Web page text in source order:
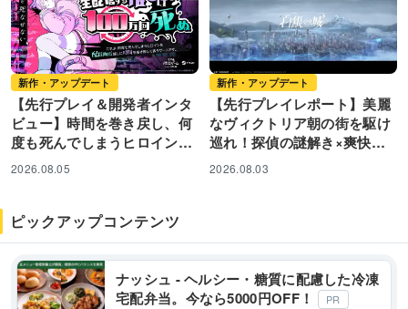
新作・アップデート
【先行プレイ＆開発者インタ
ビュー】時間を巻き戻し、何
度も死んでしまうヒロインを
救え！ 「ゆるゆる生配信する
推しは1...
2026.08.05
新作・アップデート
【先行プレイレポート】美麗
なヴィクトリア朝の街を駆け
巡れ！探偵の謎解き×爽快ア
クションが融合した期待の新
作オープン...
2026.08.03
ピックアップコンテンツ
ナッシュ - ヘルシー・糖質に配慮した冷凍
宅配弁当。今なら5000円OFF！
PR